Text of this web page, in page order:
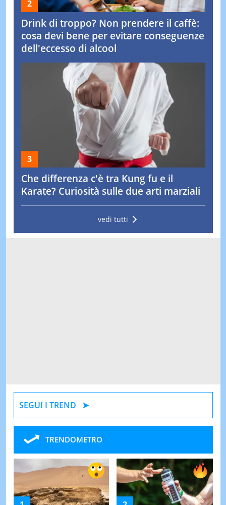
Drink di troppo? Non prendere il caffè:
cosa devi bene per evitare conseguenze
dell'eccesso di alcool
Che differenza c'è tra Kung fu e il
Karate? Curiosità sulle due arti marziali
vedi tutti
SEGUI I TREND
TRENDOMETRO